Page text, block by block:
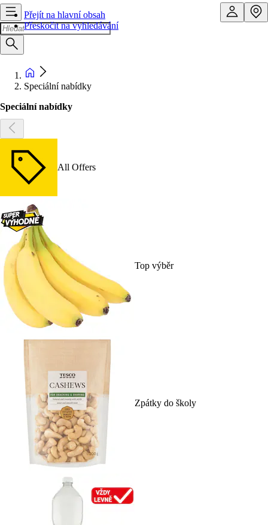
Přejít na hlavní obsah
Přeskočit na vyhledávání
Speciální nabídky
Speciální nabídky
All Offers
Top výběr
Zpátky do školy